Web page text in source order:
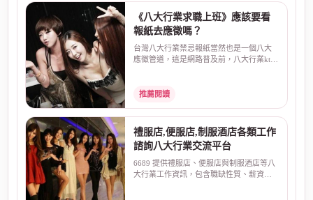
《八大行業求職上班》應該要看
報紙去應徵嗎？
台灣八大行業禁忌報紙當然也是一個八大
應徵管道，這是網路普及前，八大行業ktv
推薦閱讀
禮服店,便服店,制服酒店各類工作
諮詢八大行業交流平台
6689 提供禮服店、便服店與制服酒店等八
大行業工作資訊，包含職缺性質、薪資算